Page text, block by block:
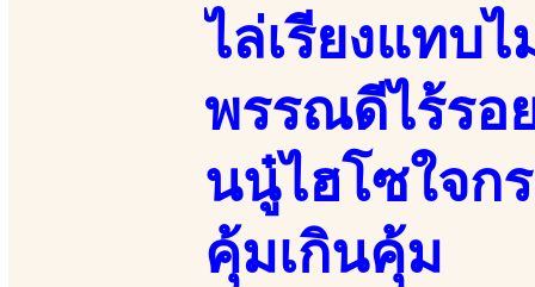
ไล่เรียงแทบ
พรรณดีไร้รอ
นนู๋ไฮโซใจกร
คุ้มเกินคุ้ม